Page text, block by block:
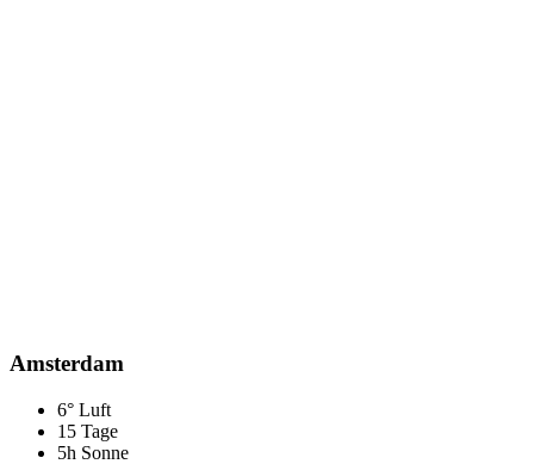
Amsterdam
6° Luft
15 Tage
5h Sonne